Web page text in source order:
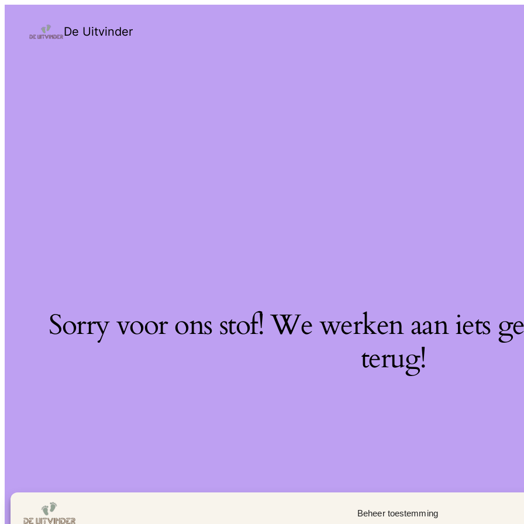
Beheer toestemming
De Uitvinder
Sorry voor ons stof! We werken aan iets
terug!